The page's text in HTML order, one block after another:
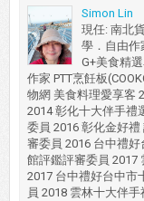
Simon Lin
現任: 南北
學．自由作
G+美食精
作家 PTT烹飪板
物網 美食料理愛享客
2014 彰化十大伴手禮
委員 2016 彰化金好
審委員 2016 台中禮
館評鑑評審委員 2017
2017 台中禮好台中市
員 2018 雲林十大伴